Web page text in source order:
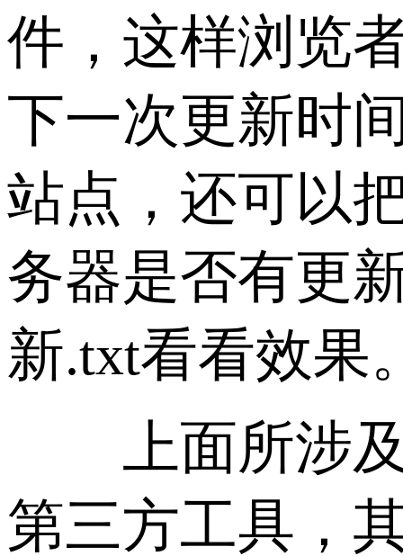
件，这样浏览
下一次更新时
站点，还可以
务器是否有更
新.txt看看效果
上面所涉及
第三方工具，